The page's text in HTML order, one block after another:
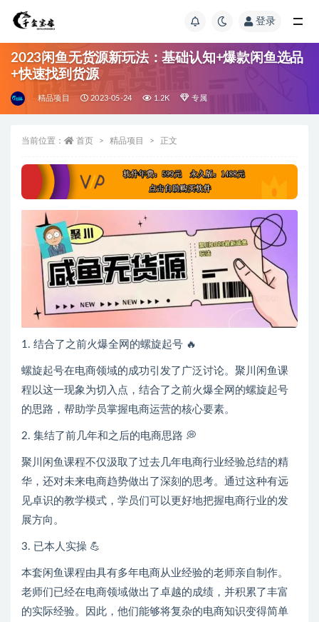
登录
2023闲鱼无货源新玩法：基础认知+爆款闲鱼选品
+快速找到货源
精品项目 2023-05-24 1.2K 专属
当前位置： 首页 精品项目 正文
1. 结合了之前火爆全网的螺旋起号 🔥
螺旋起号在电商领域的成功引发了广泛讨论。聚川闲鱼课
程以这一现象为切入点，结合了之前火爆全网的螺旋起号
的思路，帮助学员掌握电商运营的核心要素。
2. 集结了前几年和之后的电商思路 💭
聚川闲鱼课程不仅汲取了过去几年电商行业经验总结的精
华，还对未来电商趋势做出了深刻的思考。通过这种有远
见卓识的教学模式，学员们可以更好地把握电商行业的发
展方向。
3. 已本人实操 💪
本套闲鱼课程由具有多年电商从业经验的老师亲自制作。
老师们已经在电商领域做出了卓越的成绩，并积累了丰富
的实际经验。因此，他们能够将复杂的电商知识变得简单